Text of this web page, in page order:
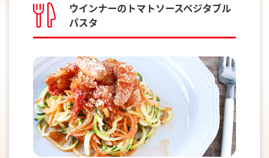
ウインナーのトマトソースベジタブル
パスタ